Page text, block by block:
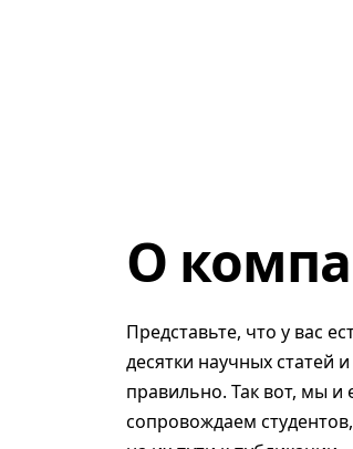
О
Представьте, что у вас
десятки научных статей
правильно. Так вот, мы
сопровождаем